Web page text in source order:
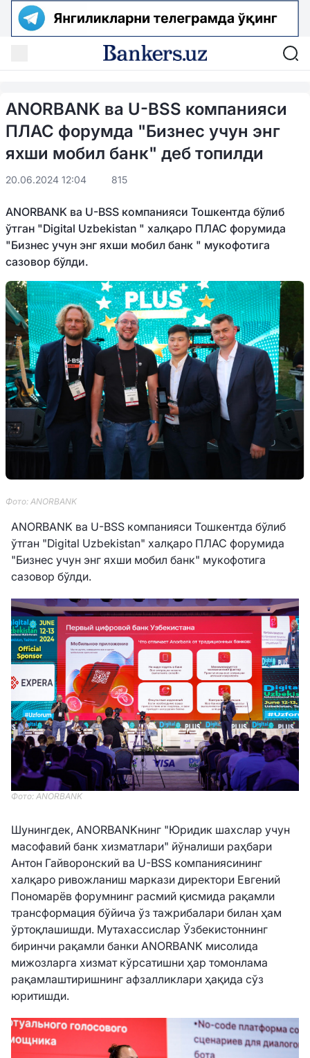
ANORBANK ва U-BSS компанияси
ПЛАС форумда "Бизнес учун энг
яхши мобил банк" деб топилди
20.06.2024 12:04 815
ANORBANK ва U-BSS компанияси Тошкентда бўлиб
ўтган "Digital Uzbekistan " халқаро ПЛАС форумида
"Бизнес учун энг яхши мобил банк " мукофотига
сазовор бўлди.
Фото: ANORBANK
ANORBANK ва U-BSS компанияси Тошкентда бўлиб
ўтган "Digital Uzbekistan" халқаро ПЛАС форумида
"Бизнес учун энг яхши мобил банк" мукофотига
сазовор бўлди.
Фото: ANORBANK
Шунингдек, ANORBANKнинг "Юридик шахслар учун
масофавий банк хизматлари" йўналиши раҳбари
Антон Гайворонский ва U-BSS компаниясининг
халқаро ривожланиш маркази директори Евгений
Пономарёв форумнинг расмий қисмида рақамли
трансформация бўйича ўз тажрибалари билан ҳам
ўртоқлашишди. Мутахассислар Ўзбекистоннинг
биринчи рақамли банки ANORBANK мисолида
мижозларга хизмат кўрсатишни ҳар томонлама
рақамлаштиришнинг афзалликлари ҳақида сўз
юритишди.